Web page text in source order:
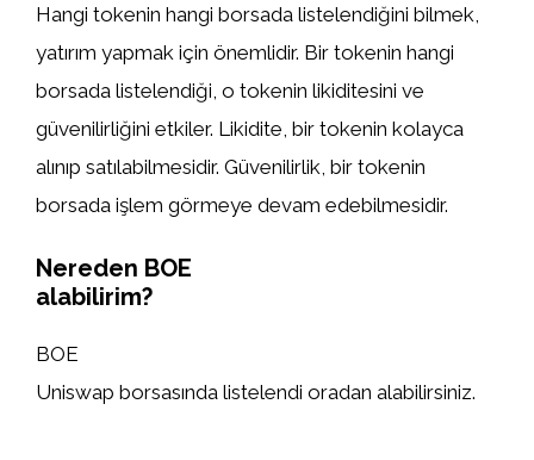
Hangi tokenin hangi borsada listelendiğini bilmek,
yatırım yapmak için önemlidir. Bir tokenin hangi
borsada listelendiği, o tokenin likiditesini ve
güvenilirliğini etkiler. Likidite, bir tokenin kolayca
alınıp satılabilmesidir. Güvenilirlik, bir tokenin
borsada işlem görmeye devam edebilmesidir.
Nereden BOE
alabilirim?
BOE
Uniswap borsasında listelendi oradan alabilirsiniz.